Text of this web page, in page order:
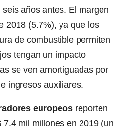
años antes. El margen
2018 (5.7%), ya que los
de combustible permiten
tengan un impacto
se ven amortiguadas por
ingresos auxiliares.
europeos reporten
7.4 mil millones en 2019 (un